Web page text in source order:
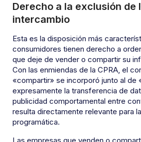
Derecho a la exclusión de
intercambio
Esta es la disposición más
consumidores tienen derecho a
que deje de vender o compartir su
Con las enmiendas de la CPRA, el
«compartir» se incorporó junto al de
expresamente la transferencia de
publicidad comportamental entre
resulta directamente relevante para
programática.
Las empresas que venden o